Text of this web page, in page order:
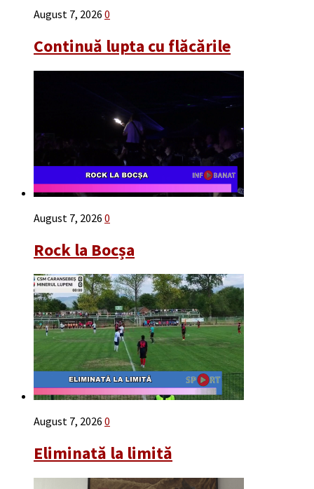
August 7, 2026 0
Continuă lupta cu flăcările
August 7, 2026 0
Rock la Bocșa
August 7, 2026 0
Eliminată la limită